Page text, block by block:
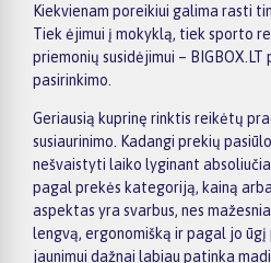
Kiekvienam poreikiui galima rasti
Tiek ėjimui į mokyklą, tiek sporto
priemonių susidėjimui –
pasirinkimo.
Geriausią kuprinę rinktis reikėtų
susiaurinimo. Kadangi prekių
nešvaistyti laiko lyginant
pagal prekės kategoriją, kainą
aspektas yra svarbus, nes
lengvą, ergonomišką ir pagal jo
jaunimui dažnai labiau patinka